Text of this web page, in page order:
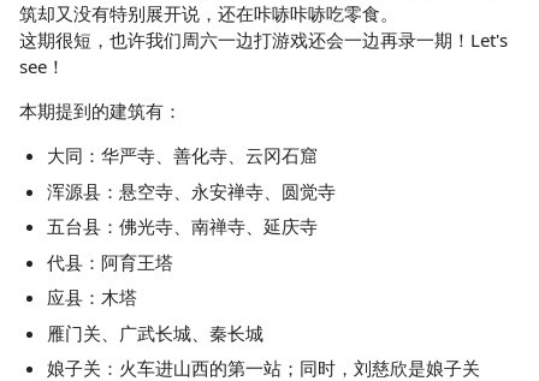
筑却又没有特别展开说，还在咔哧咔哧吃零食。
这期很短，也许我们周六一边打游戏还会一边再录一期！Let's
see！
本期提到的建筑有：
大同：华严寺、善化寺、云冈石窟
浑源县：悬空寺、永安禅寺、圆觉寺
五台县：佛光寺、南禅寺、延庆寺
代县：阿育王塔
应县：木塔
雁门关、广武长城、秦长城
娘子关：火车进山西的第一站；同时，刘慈欣是娘子关